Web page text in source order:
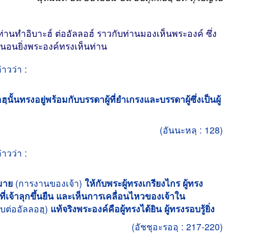
นทำอิบาะฮ์ ต่ออัลลอฮ์ ราวกับท่านมองเห็นพระองค์ ซึ่ง
อนยิ่งพระองค์ทรงเห็นท่าน
วว่า :
นั้นทรงอยู่พร้อมกับบรรดาผู้ที่ยำเกรงและบรรดาผู้ซึ่งเป็นผู้
(อันนะหลฺ : 128)
วว่า :
าย (การงานของเจ้า) ให้กับพระผู้ทรงเกรียงไกร ผู้ทรง
เจ้าลุกขึ้นยืน และเห็นการเคลื่อนไหวของเจ้าใน
ต่ออัลลอฮฺ) แท้จริงพระองค์คือผู้ทรงได้ยิน ผู้ทรงรอบรู้ยิ่ง
(อัชชุอะรออฺ : 217-220)